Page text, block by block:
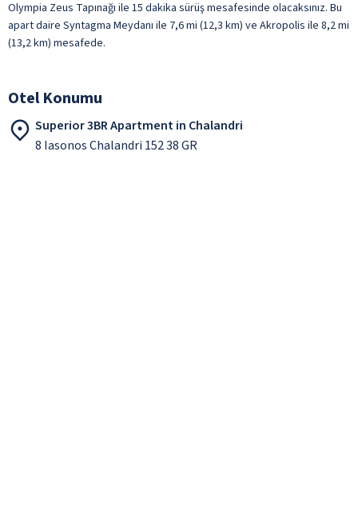
Olympia Zeus Tapınağı ile 15 dakika sürüş mesafesinde olacaksınız. Bu
apart daire Syntagma Meydanı ile 7,6 mi (12,3 km) ve Akropolis ile 8,2 mi
(13,2 km) mesafede.
Otel Konumu
Superior 3BR Apartment in Chalandri
8 Iasonos Chalandri 152 38 GR